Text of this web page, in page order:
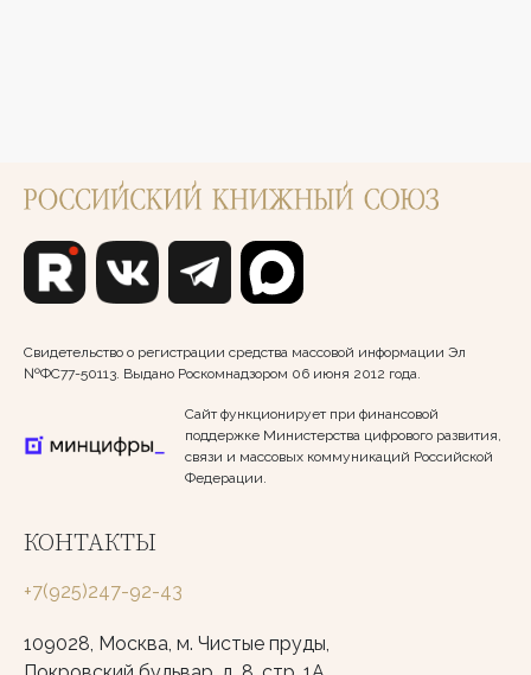
Свидетельство о регистрации средства массовой информации Эл
№ФС77-50113. Выдано Роскомнадзором 06 июня 2012 года.
Сайт функционирует при финансовой
поддержке Министерства цифрового развития,
связи и массовых коммуникаций Российской
Федерации.
КОНТАКТЫ
+7(925)247-92-43
109028, Москва, м. Чистые пруды,